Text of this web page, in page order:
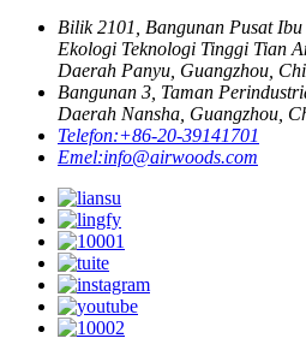
Bilik 2101, Bangunan Pusat
Ekologi Teknologi Tinggi Tian
Daerah Panyu, Guangzhou,
Bangunan 3, Taman
Daerah Nansha, Guangzhou,
Telefon:+86-20-39141701
Emel:info@airwoods.com